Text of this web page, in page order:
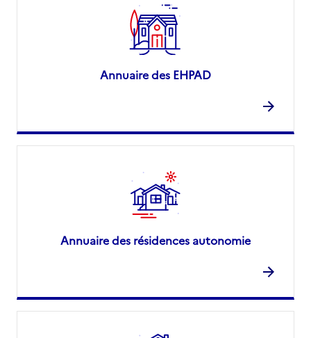
Annuaire des EHPAD
Annuaire des résidences autonomie